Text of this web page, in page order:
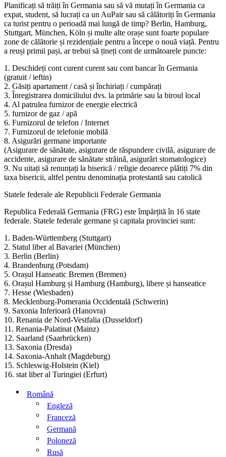
Planificați să trăiți în Germania sau să vă mutați în Germania ca
expat, student, să lucrați ca un AuPair sau să călătoriți în Germania
ca turist pentru o perioadă mai lungă de timp? Berlin, Hamburg,
Stuttgart, München, Köln și multe alte orașe sunt foarte populare
zone de călătorie și rezidențiale pentru a începe o nouă viață. Pentru
a reuși primii pași, ar trebui să țineți cont de următoarele puncte:
1. Deschideți cont curent curent sau cont bancar în Germania
(gratuit / ieftin)
2. Găsiți apartament / casă și închiriați / cumpărați
3. Înregistrarea domiciliului dvs. la primărie sau la biroul local
4. Al patrulea furnizor de energie electrică
5. furnizor de gaz / apă
6. Furnizorul de telefon / Internet
7. Furnizorul de telefonie mobilă
8. Asigurări germane importante
(Asigurare de sănătate, asigurare de răspundere civilă, asigurare de
accidente, asigurare de sănătate străină, asigurări stomatologice)
9. Nu uitați să renunțați la biserică / religie deoarece plătiți 7% din
taxa bisericii, altfel pentru denominația protestantă sau catolică
Statele federale ale Republicii Federale Germania
Republica Federală Germania (FRG) este împărțită în 16 state
federale. Statele federale germane și capitala provinciei sunt:
1. Baden-Württemberg (Stuttgart)
2. Statul liber al Bavariei (München)
3. Berlin (Berlin)
4. Brandenburg (Potsdam)
5. Orașul Hanseatic Bremen (Bremen)
6. Orașul Hamburg și Hamburg (Hamburg), libere și hanseatice
7. Hesse (Wiesbaden)
8. Mecklenburg-Pomerania Occidentală (Schwerin)
9. Saxonia Inferioară (Hanovra)
10. Renania de Nord-Vestfalia (Dusseldorf)
11. Renania-Palatinat (Mainz)
12. Saarland (Saarbrücken)
13. Saxonia (Dresda)
14. Saxonia-Anhalt (Magdeburg)
15. Schleswig-Holstein (Kiel)
16. stat liber al Turingiei (Erfurt)
Română
Engleză
Franceză
Germană
Poloneză
Rusă